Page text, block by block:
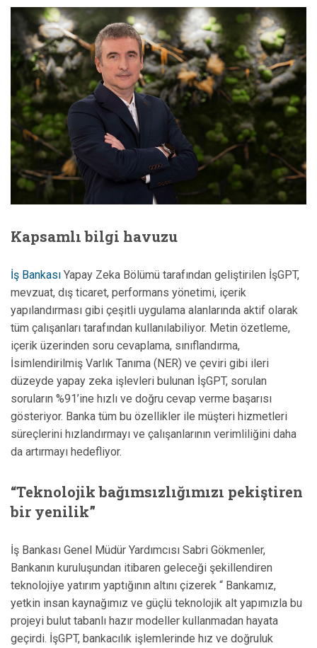
Kapsamlı bilgi havuzu
İş Bankası Yapay Zeka Bölümü tarafından geliştirilen İşGPT,
mevzuat, dış ticaret, performans yönetimi, içerik
yapılandırması gibi çeşitli uygulama alanlarında aktif olarak
tüm çalışanları tarafından kullanılabiliyor. Metin özetleme,
içerik üzerinden soru cevaplama, sınıflandırma,
İsimlendirilmiş Varlık Tanıma (NER) ve çeviri gibi ileri
düzeyde yapay zeka işlevleri bulunan İşGPT, sorulan
soruların %91’ine hızlı ve doğru cevap verme başarısı
gösteriyor. Banka tüm bu özellikler ile müşteri hizmetleri
süreçlerini hızlandırmayı ve çalışanlarının verimliliğini daha
da artırmayı hedefliyor.
“Teknolojik bağımsızlığımızı pekiştiren
bir yenilik”
İş Bankası Genel Müdür Yardımcısı Sabri Gökmenler,
Bankanın kuruluşundan itibaren geleceği şekillendiren
teknolojiye yatırım yaptığının altını çizerek “ Bankamız,
yetkin insan kaynağımız ve güçlü teknolojik alt yapımızla bu
projeyi bulut tabanlı hazır modeller kullanmadan hayata
geçirdi. İşGPT, bankacılık işlemlerinde hız ve doğruluk